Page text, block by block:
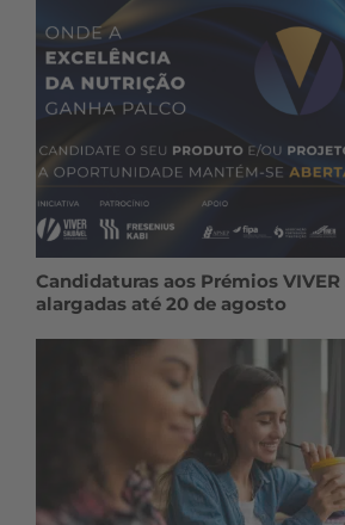
Candidaturas aos Prémios VIVER
alargadas até 20 de agosto